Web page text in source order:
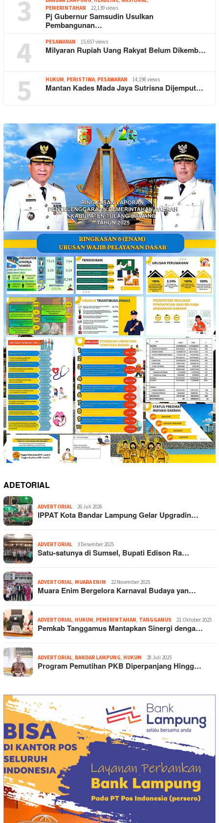
3
PEMERINTAHAN
22,139 views
Pj Gubernur Samsudin Usulkan
Pembangunan…
4 PESAWARAN 15,657 views
Milyaran Rupiah Uang Rakyat Belum Dikemb…
5 HUKUM, PERISTIWA, PESAWARAN 14,198 views
Mantan Kades Mada Jaya Sutrisna Dijemput…
ADETORIAL
ADVERTORIAL 26 Juli 2026
IPPAT Kota Bandar Lampung Gelar Upgradin…
ADVERTORIAL 3 Desember 2025
Satu-satunya di Sumsel, Bupati Edison Ra…
ADVERTORIAL MUARA ENIM 22 November 2025
Muara Enim Bergelora Karnaval Budaya yan…
ADVERTORIAL HUKUM PEMERINTAHAN TANGGAMUS 21 Oktober 2025
Pemkab Tanggamus Mantapkan Sinergi denga…
ADVERTORIAL BANDAR LAMPUNG HUKUM 28 Juli 2025
Program Pemutihan PKB Diperpanjang Hingg…